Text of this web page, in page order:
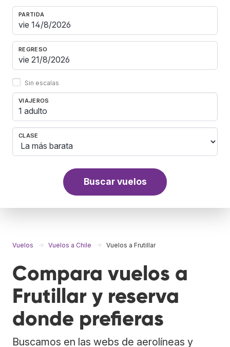
PARTIDA
REGRESO
Sin escalas
VIAJEROS
1 adulto
CLASE
Buscar vuelos
Vuelos Vuelos a Chile Vuelos a Frutillar
Compara vuelos a
Frutillar y reserva
donde prefieras
Buscamos en las webs de aerolíneas y